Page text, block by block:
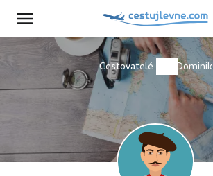
Cestovatelé Dominik